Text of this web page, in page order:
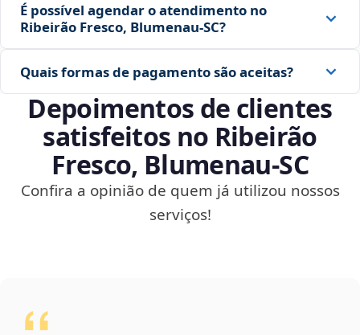
É possível agendar o atendimento no
Ribeirão Fresco, Blumenau‑SC?
Quais formas de pagamento são aceitas?
Depoimentos de clientes
satisfeitos no Ribeirão
Fresco, Blumenau‑SC
Confira a opinião de quem já utilizou nossos
serviços!